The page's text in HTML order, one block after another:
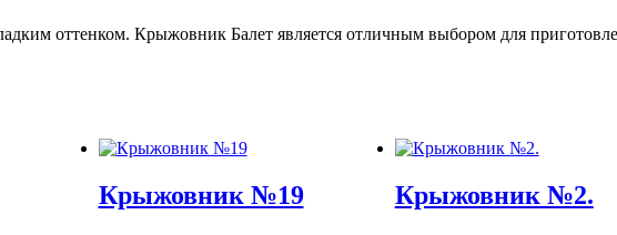
оттенком. Крыжовник Балет является отличным выбором для
Крыжовник №19 Крыжовник №2.